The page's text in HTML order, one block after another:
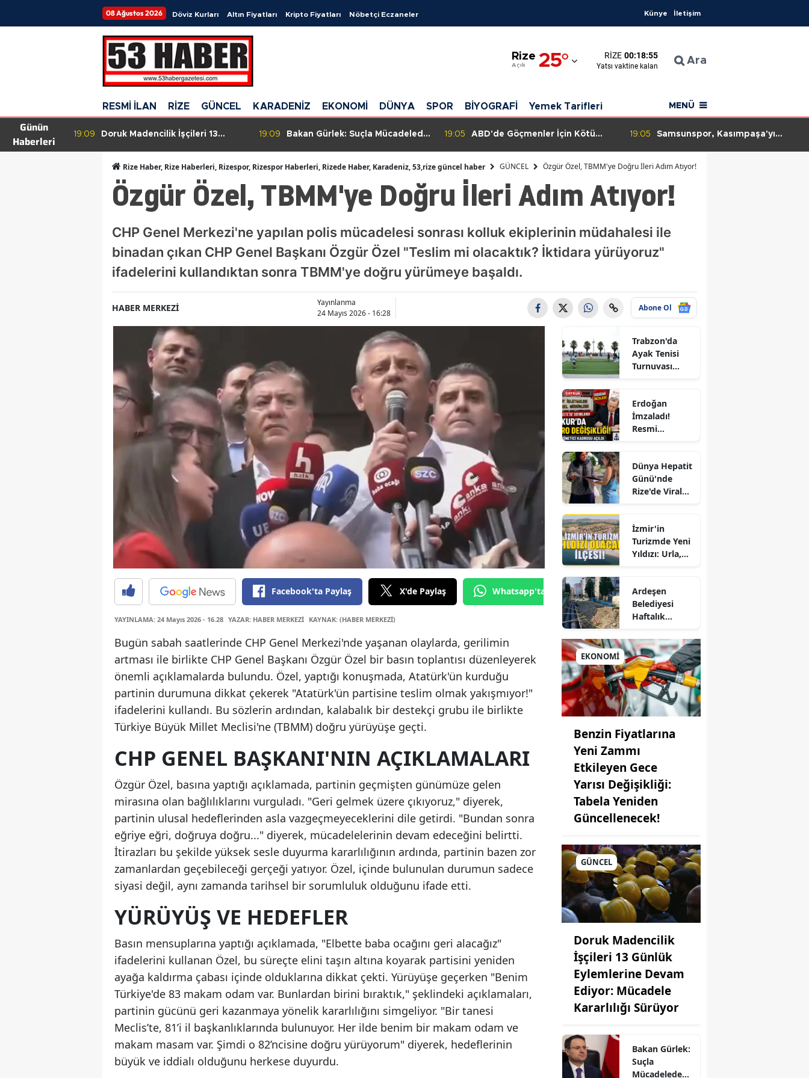
08 Ağustos 2026 Döviz Kurları Altın Fiyatları Kripto Fiyatları Nöbetçi Eczaneler Künye İletişim
Rize
Açık 25°
Adıyaman
Ağrı
Amasya
Antalya
Artvin
Aydın
Balıkesir
Bingöl
Çanakkale
Çankırı
Çorum
Denizli
Diyarbakır
Elazığ
Erzincan
Eskişehir
Gaziantep
Hakkari
Mersin
İstanbul
İzmir
Kastamonu
Kırklareli
Kırşehir
RIZE 00:18:54
Yatsı vaktine kalan Ara
RESMİ İLAN RİZE GÜNCEL KARADENİZ EKONOMİ DÜNYA SPOR BİYOGRAFİ Yemek Tarifleri MENÜ
Günün
Haberleri
Devam
19:09
Bakan Gürlek: Suçla Mücadelede
19:05
ABD'de Göçmenler İçin Kötü
Statüsü İptal Edildi
19:05
Samsunspor, Kasımpaşa'yı
19:04
Bakan Kacır'dan Müjde: Sağlık
Rize Haber, Rize Haberleri, Rizespor, Rizespor Haberleri, Rizede Haber, Karadeniz, 53,rize güncel haber GÜNCEL Özgür Özel, TBMM'ye Doğru İleri Adım Atıyor!
Özgür Özel, TBMM'ye Doğru İleri Adım Atıyor!
CHP Genel Merkezi'ne yapılan polis mücadelesi sonrası kolluk ekiplerinin müdahalesi ile
binadan çıkan CHP Genel Başkanı Özgür Özel "Teslim mi olacaktık? İktidara yürüyoruz"
ifadelerini kullandıktan sonra TBMM'ye doğru yürümeye başaldı.
HABER MERKEZİ
Yayınlanma
24 Mayıs 2026 - 16:28
Abone Ol
Facebook'ta Paylaş X'de Paylaş Whatsapp'tan Gönder
YAYINLAMA: 24 Mayıs 2026 - 16.28 YAZAR: HABER MERKEZİ KAYNAK: (HABER MERKEZİ)
Bugün sabah saatlerinde CHP Genel Merkezi'nde yaşanan olaylarda, gerilimin
artması ile birlikte CHP Genel Başkanı Özgür Özel bir basın toplantısı düzenleyerek
önemli açıklamalarda bulundu. Özel, yaptığı konuşmada, Atatürk'ün kurduğu
partinin durumuna dikkat çekerek "Atatürk'ün partisine teslim olmak yakışmıyor!"
ifadelerini kullandı. Bu sözlerin ardından, kalabalık bir destekçi grubu ile birlikte
Türkiye Büyük Millet Meclisi'ne (TBMM) doğru yürüyüşe geçti.
CHP GENEL BAŞKANI'NIN AÇIKLAMALARI
Özgür Özel, basına yaptığı açıklamada, partinin geçmişten günümüze gelen
mirasına olan bağlılıklarını vurguladı. "Geri gelmek üzere çıkıyoruz," diyerek,
partinin ulusal hedeflerinden asla vazgeçmeyeceklerini dile getirdi. "Bundan sonra
eğriye eğri, doğruya doğru..." diyerek, mücadelelerinin devam edeceğini belirtti.
İtirazları bu şekilde yüksek sesle duyurma kararlılığının ardında, partinin bazen zor
zamanlardan geçebileceği gerçeği yatıyor. Özel, içinde bulunulan durumun sadece
siyasi değil, aynı zamanda tarihsel bir sorumluluk olduğunu ifade etti.
YÜRÜYÜŞ VE HEDEFLER
Basın mensuplarına yaptığı açıklamada, "Elbette baba ocağını geri alacağız"
ifadelerini kullanan Özel, bu süreçte elini taşın altına koyarak partisini yeniden
ayağa kaldırma çabası içinde olduklarına dikkat çekti. Yürüyüşe geçerken "Benim
Türkiye'de 83 makam odam var. Bunlardan birini bıraktık," şeklindeki açıklamaları,
partinin gücünü geri kazanmaya yönelik kararlılığını simgeliyor. "Bir tanesi
Meclis’te, 81’i il başkanlıklarında bulunuyor. Her ilde benim bir makam odam ve
makam masam var. Şimdi o 82’ncisine doğru yürüyorum" diyerek, hedeflerinin
büyük ve iddialı olduğunu herkese duyurdu.
Trabzon'da
Ayak Tenisi
Turnuvası
Erdoğan
İmzaladı!
Resmi
ÇAYKUR'a 4
Yeni Kadro,
KİT'lerde
Dünya Hepatit
Günü'nde
Rize'de Viral
Seferberliği
İzmir'in
Turizmde Yeni
Yıldızı: Urla,
Sollayan İlçe!
Ardeşen
Belediyesi
Haftalık
Raporunu
Paylaştı:
Çalışmalar İlçe
Genelinde
Aralıksız
Sürüyor
EKONOMİ
Benzin Fiyatlarına
Yeni Zammı
Etkileyen Gece
Yarısı Değişikliği:
Tabela Yeniden
Güncellenecek!
GÜNCEL
Doruk Madencilik
İşçileri 13 Günlük
Eylemlerine Devam
Ediyor: Mücadele
Kararlılığı Sürüyor
Bakan Gürlek:
Suçla
Mücadelede